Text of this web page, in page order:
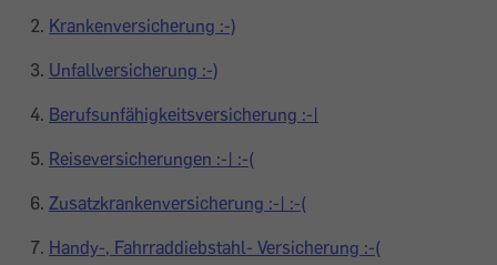
Krankenversicherung :-)
Unfallversicherung :-)
Berufsunfähigkeitsversicherung :-|
Reiseversicherungen :-| :-(
Zusatzkrankenversicherung :-| :-(
Handy-, Fahrraddiebstahl- Versicherung :-(